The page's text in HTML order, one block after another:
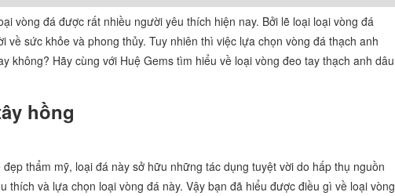
vòng đá được rất nhiều người yêu thích hiện nay. Bởi lẽ loại loại vòng đá
sức khỏe và phong thủy. Tuy nhiên thì việc lựa chọn vòng đá thạch anh
không? Hãy cùng với Huệ Gems tìm hiểu về loại vòng đeo tay thạch anh dâu
hồng
thẩm mỹ, loại đá này sở hữu những tác dụng tuyệt vời do hấp thụ nguồn
và lựa chọn loại vòng đá này. Vậy bạn đã hiểu được điều gì về loại vòng